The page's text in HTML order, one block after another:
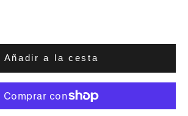
Añadir a la cesta